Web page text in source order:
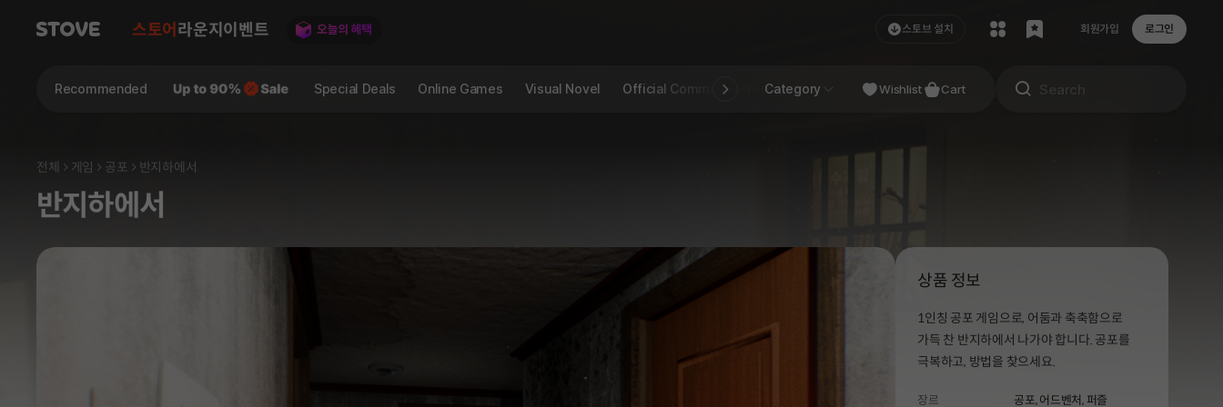
스토어 라운지 이벤트 스토브 설치 회원가입 로그인
Recommended Special Deals Online Games Visual Novel Official Community STOVE INDIE Studio
Category Wishlist Cart
전체 게임 공포 반지하에서
반지하에서
상품 정보
1인칭 공포 게임으로, 어둠과 축축함으로
가득 찬 반지하에서 나가야 합니다. 공포를
극복하고, 방법을 찾으세요.
장르 공포,어드벤처,퍼즐